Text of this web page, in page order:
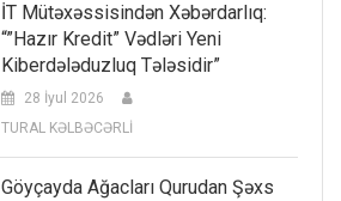
İT Mütəxəssisindən Xəbərdarlıq:
“”Hazır Kredit” Vədləri Yeni
Kiberdələduzluq Tələsidir”
28 İyul 2026
TURAL KƏLBƏCƏRLİ
Göyçayda Ağacları Qurudan Şəxs